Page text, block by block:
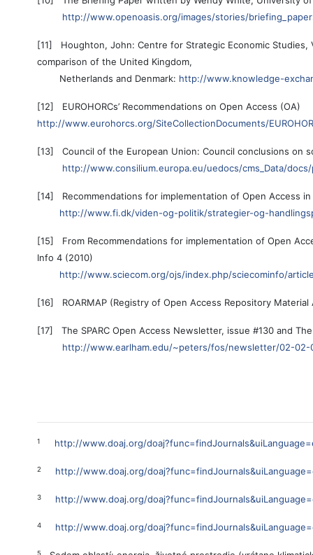
http://www.openoasis.org/images/stories/
[11] Houghton, John: Centre for Strategic Economic
comparison of the United Kingdom,
Netherlands and Denmark: http://www.knowledge-
[12] EUROHORCs’ Recommendations on Open Access (OA)
http://www.eurohorcs.org/SiteCollectionDocuments/
[13] Council of the European Union: Council conclusions on
http://www.consilium.europa.eu/uedocs/cms_Data/
[14] Recommendations for implementation of Open Access in
http://www.fi.dk/viden-og-politik/strategier-og-
[15] From Recommendations for implementation of Open
Info 4 (2010)
http://www.sciecom.org/ojs/index.php/sciecominfo/
[16] ROARMAP (Registry of Open Access Repository
[17] The SPARC Open Access Newsletter, issue #130 and
http://www.earlham.edu/~peters/fos/newsletter/02-02-
1 http://www.doaj.org/
2 http://www.doaj.org/
3 http://www.doaj.org/
4 http://www.doaj.org/
5